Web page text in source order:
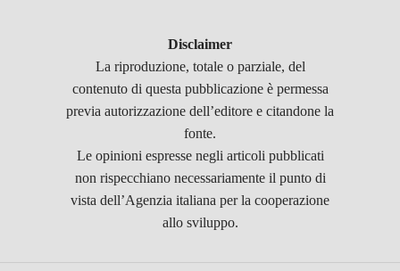
Disclaimer
La riproduzione, totale o parziale, del
contenuto di questa pubblicazione è permessa
previa autorizzazione dell’editore e citandone la
fonte.
Le opinioni espresse negli articoli pubblicati
non rispecchiano necessariamente il punto di
vista dell’Agenzia italiana per la cooperazione
allo sviluppo.